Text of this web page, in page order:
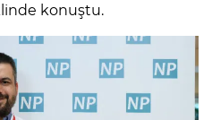
konuştu.